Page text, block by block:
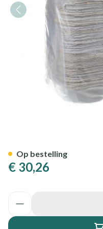
€ 30,26
Op bestelling